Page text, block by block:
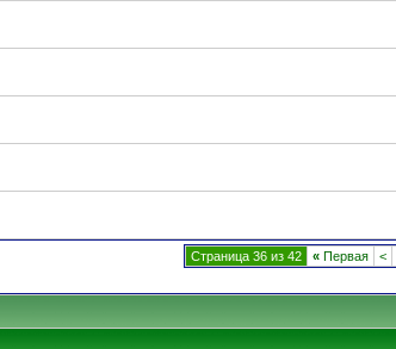
Страница 36 из 42 « Первая <